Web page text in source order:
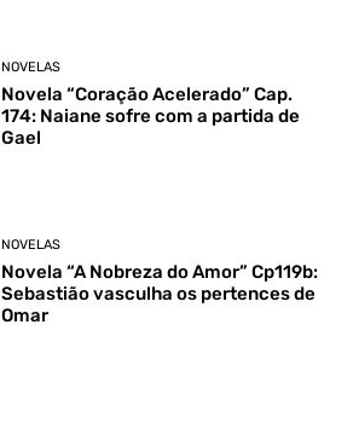
NOVELAS
Novela “Coração Acelerado” Cap.
174: Naiane sofre com a partida de
Gael
NOVELAS
Novela “A Nobreza do Amor” Cp119b:
Sebastião vasculha os pertences de
Omar